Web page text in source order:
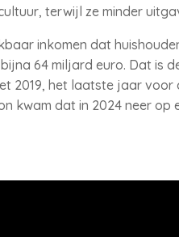
terwijl ze minder
inkomen dat
64 miljard euro. Dat is
2019, het laatste jaar
kwam dat in 2024 neer